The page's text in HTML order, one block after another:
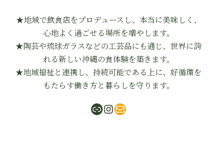
★地域で飲食店をプロデュースし、本当に美味しく、
心地よく過ごせる場所を増やします。
★陶芸や琉球ガラスなどの工芸品にも通じ、世界に誇
れる新しい沖縄の食体験を築きます。
★地域福祉と連携し、持続可能である上に、好循環を
もたらす働き方と暮らしを守ります。
ShabuMasa
Instagram
mail